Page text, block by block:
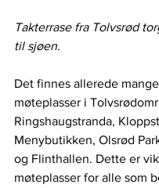
Takterrase fra Tolvsrød
til sjøen.
Det finnes allerede
møteplasser i
Ringshaugstranda,
Menybutikken, Olsrød
og Flinthallen. Dette er
møteplasser for alle som